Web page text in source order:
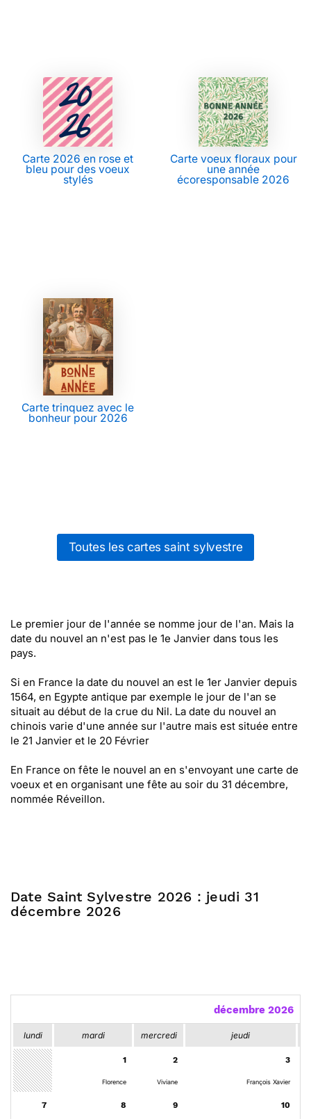
Carte 2026 en rose et
bleu pour des voeux
stylés
Carte voeux floraux pour
une année
écoresponsable 2026
Carte trinquez avec le
bonheur pour 2026
Toutes les cartes saint sylvestre
Le premier jour de l'année se nomme jour de l'an. Mais la
date du nouvel an n'est pas le 1e Janvier dans tous les
pays.
Si en France la date du nouvel an est le 1er Janvier depuis
1564, en Egypte antique par exemple le jour de l'an se
situait au début de la crue du Nil. La date du nouvel an
chinois varie d'une année sur l'autre mais est située entre
le 21 Janvier et le 20 Février
En France on fête le nouvel an en s'envoyant une carte de
voeux et en organisant une fête au soir du 31 décembre,
nommée Réveillon.
Date Saint Sylvestre 2026 : jeudi 31
décembre 2026
décembre 2026
lundi mardi mercredi jeudi
1
Florence
2
Viviane
3
François Xavier
7 8 9 10